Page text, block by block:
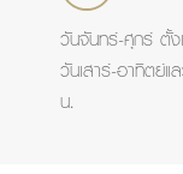
วันจันทร์-ศุกร์ ตั้ง
วันเสาร์-อาทิตย์
น.